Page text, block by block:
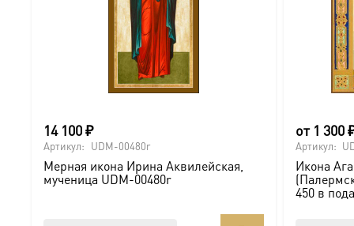
14 100₽
Артикул: UDM-00480r
Мерная икона Ирина Аквилейская,
мученица UDM-00480r
от 1 300
Артикул:
Икона
450 в